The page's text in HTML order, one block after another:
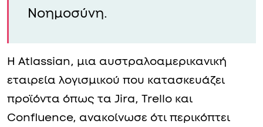
Νοημοσύνη.
Η Atlassian, μια αυστραλοαμερικανική
εταιρεία λογισμικού που κατασκευάζει
προϊόντα όπως τα Jira, Trello και
Confluence, ανακοίνωσε ότι περικόπτει